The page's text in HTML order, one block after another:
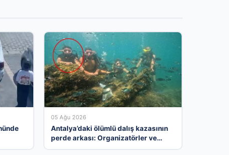
05 Ağu 2026
Antalya’daki ölümlü dalış kazasının
perde arkası: Organizatörler ve